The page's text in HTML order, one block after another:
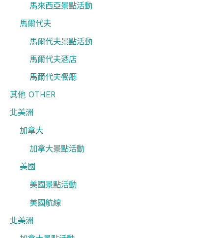
馬來西亞景點活動
馬爾代夫
馬爾代夫景點活動
馬爾代夫酒店
馬爾代夫餐廳
其他 OTHER
北美洲
加拿大
加拿大景點活動
美國
美國景點活動
美國航線
北美洲